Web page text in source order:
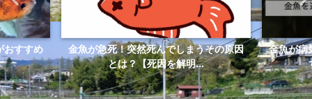
おすすめ
金魚が急死！突然死んでしまうその原因
とは？【死因を解明...
金魚が病